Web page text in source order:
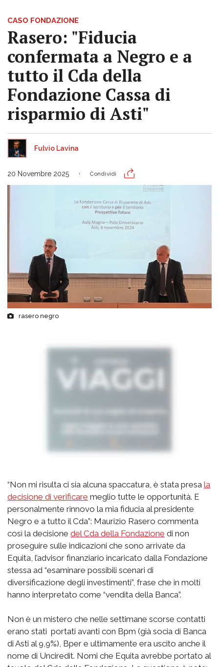
CASO FONDAZIONE
Rasero: "Fiducia
confermata a Negro e a
tutto il Cda della
Fondazione Cassa di
risparmio di Asti"
Fulvio Lavina
20 Novembre 2025 Condividi
rasero negro
“Non mi risulta ci sia alcuna spaccatura, è stata presa la
decisione di verificare meglio tutte le opportunità. E
personalmente rinnovo la mia fiducia al presidente
Negro e a tutto il Cda”: Maurizio Rasero commenta
così la decisione del Cda della Fondazione di non
proseguire sulle indicazioni che sono arrivate da
Equita, l’advisor finanziario incaricato dalla Fondazione
stessa ad “esaminare possibili scenari di
diversificazione degli investimenti”, frase che in molti
hanno interpretato come “vendita della Banca”.
Non è un mistero che nelle settimane scorse contatti
erano stati portati avanti con Bpm (già socia di Banca
di Asti al 9,9%), Bper e ultimamente era uscito anche il
nome di Unciredit. Nomi che Equita avrebbe portato al